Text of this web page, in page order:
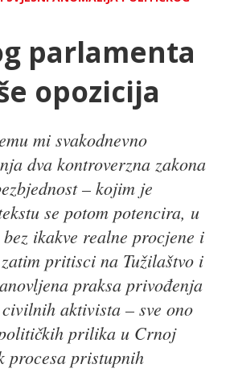
parlamenta
opozicija
mi svakodnevno
dva kontroverzna zakona
– kojim je
se potom potencira, u
ikakve realne procjene i
pritisci na Tužilaštvo i
praksa privođenja
aktivista – sve ono
prilika u Crnoj
procesa pristupnih